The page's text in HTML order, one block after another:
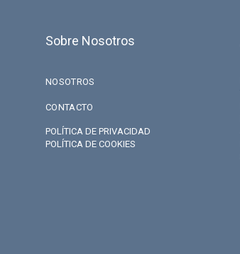
Sobre Nosotros
NOSOTROS
CONTACTO
POLÍTICA DE PRIVACIDAD
POLÍTICA DE COOKIES